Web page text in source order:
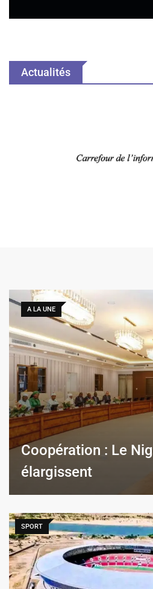
Actualités
A LA UNE
Coopération : Le
élargissent
SPORT